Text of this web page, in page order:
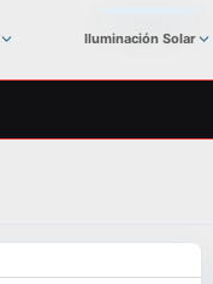
Iluminación Solar